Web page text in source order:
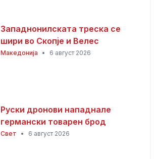
Западнонилската треска се
шири во Скопје и Велес
Македонија • 6 август 2026
Руски дронови нападнале
германски товарен брод
Свет • 6 август 2026